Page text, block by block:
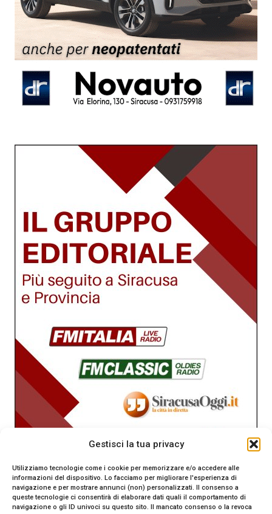
Gestisci la tua privacy
Utilizziamo tecnologie come i cookie per memorizzare e/o accedere alle
informazioni del dispositivo. Lo facciamo per migliorare l'esperienza di
navigazione e per mostrare annunci (non) personalizzati. Il consenso a
queste tecnologie ci consentirà di elaborare dati quali il comportamento di
navigazione o gli ID univoci su questo sito. Il mancato consenso o la revoca